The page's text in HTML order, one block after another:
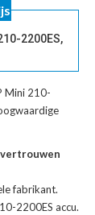
2200ES,
Mini 210-
fabrikant.
2200ES accu.